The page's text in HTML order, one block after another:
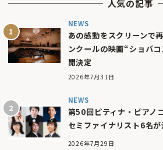
人気の記事
NEWS
あの感動をスクリーンで
ンクールの映画“ショパ
開決定
2026年7月31日
NEWS
第50回ピティナ・ピアノ
セミファイナリスト6名
2026年7月29日